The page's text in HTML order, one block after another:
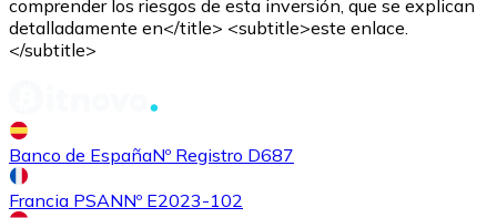
ComprarShiba Inucon transferencia bancaria
SHIB
comprender los riesgos de esta inversión, que se explican
detalladamente en</title> <subtitle>este enlace.
</subtitle>
Banco de EspañaNº Registro D687
Francia PSANNº E2023-102